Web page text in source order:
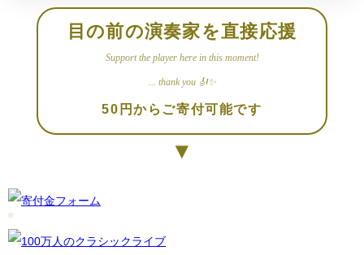
目の前の演奏家を直接応援
Support the player here in this moment!
... thank you 🎻✨
50円からご寄付可能です
▼